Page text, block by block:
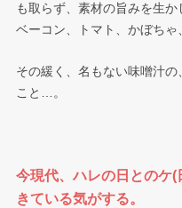
も取らず、素材の旨みを生か
ベーコン、トマト、かぼちゃ
その緩く、名もない味噌汁
こと…。
今現代、ハレの日とのケ
きている気がする。